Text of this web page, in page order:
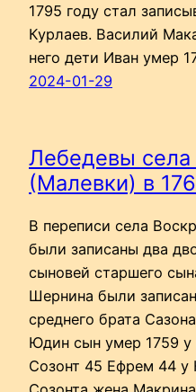
1795 году стал
Курлаев. Василий
него дети Иван умер
2024-01-29
Лебедевы села
(Малевки) в
В переписи села
были записаны два
сыновей старшего
Шернина были
среднего брата
Юдин сын умер 1759 у
Созонт 45 Ефрем 44